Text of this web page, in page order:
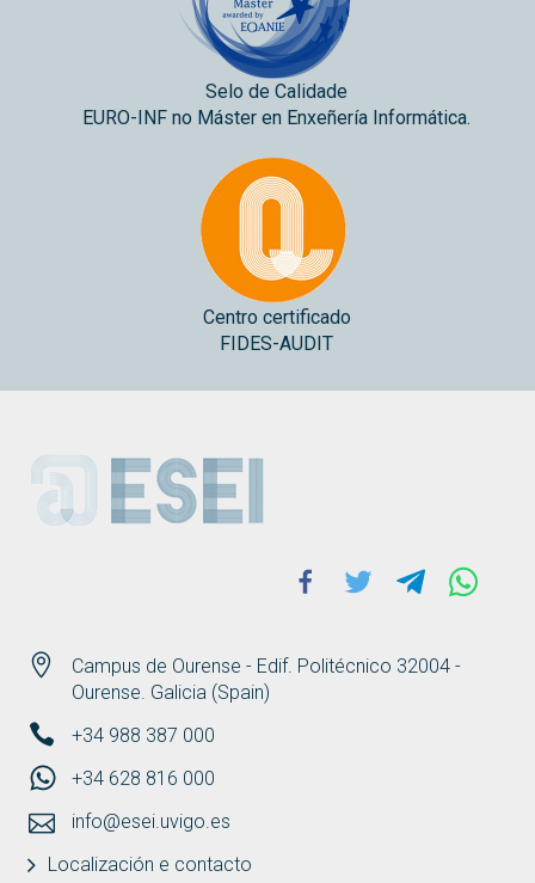
Selo de Calidade
EURO-INF no Máster en Enxeñería Informática.
Centro certificado
FIDES-AUDIT
ESEI
Campus de Ourense - Edif. Politécnico 32004 -
Ourense. Galicia (Spain)
+34 988 387 000
+34 628 816 000
info@esei.uvigo.es
Localización e contacto
Facebook
Twitter Telegram